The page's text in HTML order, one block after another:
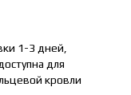
1-3 дней,
для
кровли